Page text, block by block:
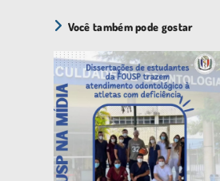
Você também pode gostar